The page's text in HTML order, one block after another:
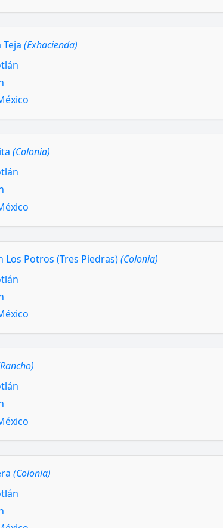
Teja (Exhacienda)
(Colonia)
Los Potros (Tres Piedras)(Colonia)
(Colonia)